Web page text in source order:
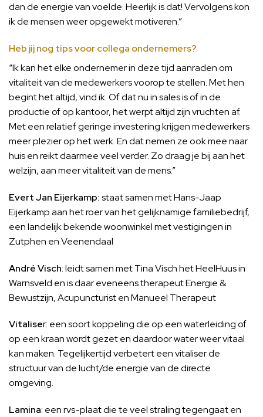
dan de energie van voelde. Heerlijk is dat! Vervolgens kon
ik de mensen weer opgewekt motiveren.”
Heb jij nog tips voor collega ondernemers?
“Ik kan het elke ondernemer in deze tijd aanraden om
vitaliteit van de medewerkers voorop te stellen. Met hen
begint het altijd, vind ik. Of dat nu in sales is of in de
productie of op kantoor, het werpt altijd zijn vruchten af.
Met een relatief geringe investering krijgen medewerkers
meer plezier op het werk. En dat nemen ze ook mee naar
huis en reikt daarmee veel verder. Zo draag je bij aan het
welzijn, aan meer vitaliteit van de mens.”
Evert Jan Eijerkamp:staat samen met Hans-Jaap
Eijerkamp aan het roer van het gelijknamige familiebedrijf,
een landelijk bekende woonwinkel met vestigingen in
Zutphen en Veenendaal
André Visch: leidt samen met Tina Visch het HeelHuus in
Warnsveld en is daar eveneens therapeut Energie &
Bewustzijn, Acupuncturist en Manueel Therapeut
Vitaliser: een soort koppeling die op een waterleiding of
op een kraan wordt gezet en daardoor water weer vitaal
kan maken. Tegelijkertijd verbetert een vitaliser de
structuur van de lucht/de energie van de directe
omgeving.
Lamina: een rvs-plaat die te veel straling tegengaat en